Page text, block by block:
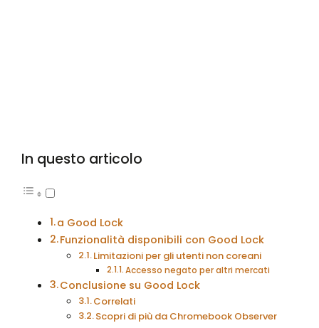
In questo articolo
a Good Lock
Funzionalità disponibili con Good Lock
Limitazioni per gli utenti non coreani
Accesso negato per altri mercati
Conclusione su Good Lock
Correlati
Scopri di più da Chromebook Observer